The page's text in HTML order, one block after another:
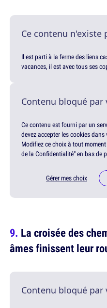
Ce contenu n'existe
Il est parti à la ferme des liens
vacances, il est avec tous ses
Contenu bloqué par
Ce contenu est fourni par un
devez accepter les cookies
Modifiez ce choix à tout
de la Confidentialité" en bas de
Gérer mes choix
La croisée des
âmes finissent leur
Contenu bloqué par